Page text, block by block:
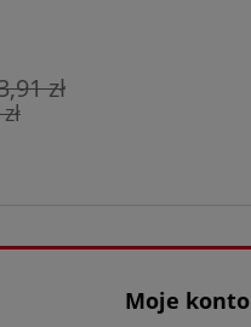
zł
Moje konto